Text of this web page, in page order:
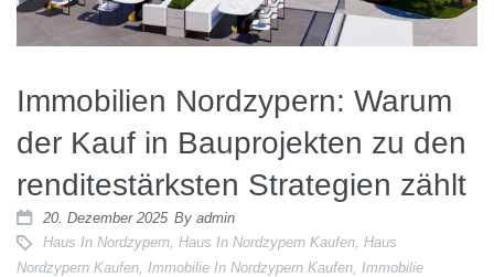
Immobilien Nordzypern: Warum
der Kauf in Bauprojekten zu den
renditestärksten Strategien zählt
20. Dezember 2025 By admin
Haus In Nordzypern, Haus In Nordzypern Kaufen, Haus
Nordzypern Kaufen Immobilie In Nordzypern Kaufen Immobilie